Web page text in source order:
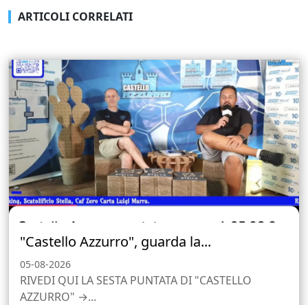
ARTICOLI CORRELATI
"Castello Azzurro", guarda la...
05-08-2026
RIVEDI QUI LA SESTA PUNTATA DI "CASTELLO
AZZURRO" →...